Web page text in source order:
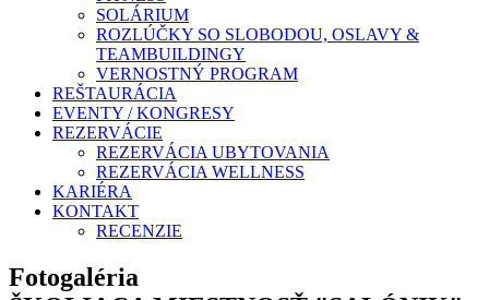
SOLÁRIUM
ROZLÚČKY SO SLOBODOU, OSLAVY &
TEAMBUILDINGY
VERNOSTNÝ PROGRAM
REŠTAURÁCIA
EVENTY / KONGRESY
REZERVÁCIE
REZERVÁCIA UBYTOVANIA
REZERVÁCIA WELLNESS
KARIÉRA
KONTAKT
RECENZIE
Fotogaléria